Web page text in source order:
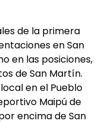
de la primera
en San
en las posiciones,
de San Martín.
en el Pueblo
Maipú de
encima de San